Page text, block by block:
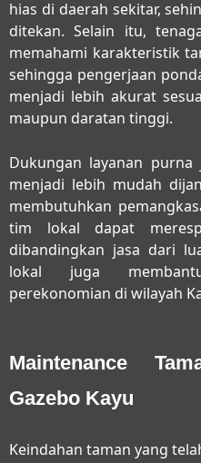
hias di daerah sekitar,
ditekan. Selain itu,
memahami karakteristik
sehingga pengerjaan
menjadi lebih akurat
maupun daratan tinggi.
Dukungan layanan
menjadi lebih mudah
membutuhkan
tim lokal dapat
dibandingkan jasa dari
lokal juga
perekonomian di wilayah
Maintenance
Gazebo Kayu
Keindahan taman yang